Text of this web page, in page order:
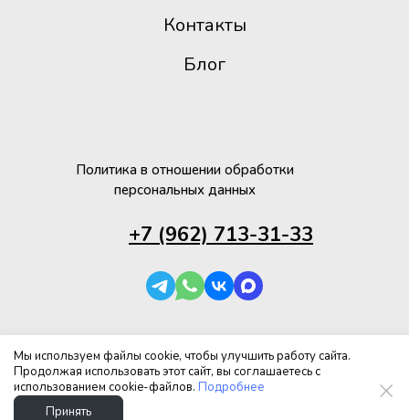
Политика в отношении обработки
персональных данных
Контакты
Блог
+7 (962) 713-31-33
Мы используем файлы cookie, чтобы улучшить работу сайта.
Продолжая использовать этот сайт, вы соглашаетесь с
использованием cookie-файлов. Подробнее
Принять